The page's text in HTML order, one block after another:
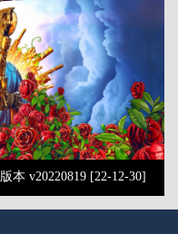
版本 v20220819 [22-12-30]